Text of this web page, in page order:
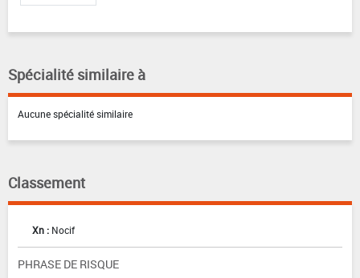
Spécialité similaire à
Aucune spécialité similaire
Classement
Xn : Nocif
PHRASE DE RISQUE